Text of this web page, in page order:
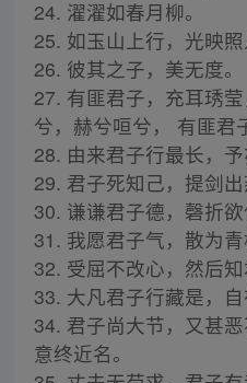
24. 濯濯如春月柳。
25. 如玉山上行，光映照
26. 彼其之子，美无度。
27. 有匪君子，充耳琇
兮，赫兮咺兮， 有匪君
28. 由来君子行最长，予
29. 君子死知己，提剑出
30. 谦谦君子德，磬折欲
31. 我愿君子气，散为青
32. 受屈不改心，然后知
33. 大凡君子行藏是，自
34. 君子尚大节，又甚
意终近名。